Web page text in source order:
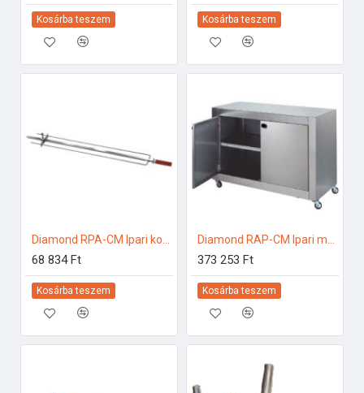
Kosárba teszem Kosárba teszem
68 834 Ft
Kosárba teszem
373 253 Ft
Kosárba teszem